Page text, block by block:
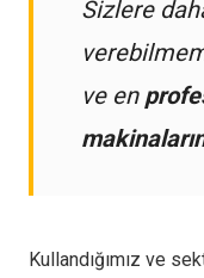
Sizlere
ve en
Kullandığımız ve